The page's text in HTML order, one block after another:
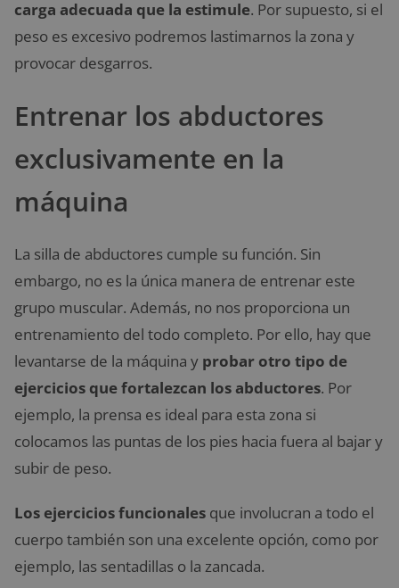
carga adecuada que la estimule. Por supuesto, si el
peso es excesivo podremos lastimarnos la zona y
provocar desgarros.
Entrenar los abductores
exclusivamente en la
máquina
La silla de abductores cumple su función. Sin
embargo, no es la única manera de entrenar este
grupo muscular. Además, no nos proporciona un
entrenamiento del todo completo. Por ello, hay que
levantarse de la máquina y probar otro tipo de
ejercicios que fortalezcan los abductores. Por
ejemplo, la prensa es ideal para esta zona si
colocamos las puntas de los pies hacia fuera al bajar y
subir de peso.
Los ejercicios funcionales que involucran a todo el
cuerpo también son una excelente opción, como por
ejemplo, las sentadillas o la zancada.